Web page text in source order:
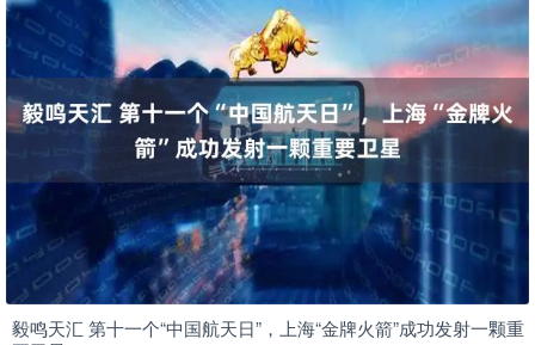
毅鸣天汇 第十一个“中国航天日”，上海“金牌火箭”成功发射一颗重